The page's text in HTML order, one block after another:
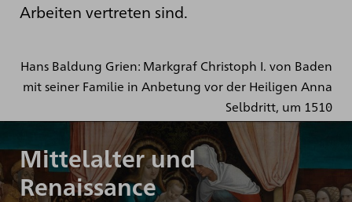
Arbeiten vertreten sind.
Hans Baldung Grien: Markgraf Christoph I. von Baden
mit seiner Familie in Anbetung vor der Heiligen Anna
Selbdritt, um 1510
Mittelalter und
Renaissance